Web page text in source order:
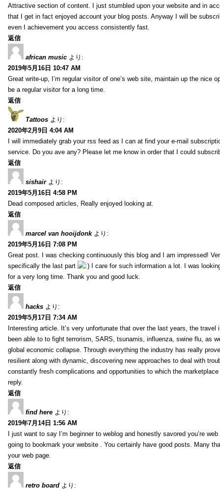
Attractive section of content. I just stumbled upon your website and in
that I get in fact enjoyed account your blog posts. Anyway I will be
even I achievement you access consistently fast.
返信
african music より:
2019年5月16日 10:47 AM
Great write-up, I’m regular visitor of one’s web site, maintain up the nice
be a regular visitor for a long time.
返信
Tattoos より:
2020年2月9日 4:04 AM
I will immediately grab your rss feed as I can at find your e-mail
service. Do you ave any? Please let me know in order that I could
返信
sishair より:
2019年5月16日 4:58 PM
Dead composed articles, Really enjoyed looking at.
返信
marcel van hooijdonk より:
2019年5月16日 7:08 PM
Great post. I was checking continuously this blog and I am impressed!
specifically the last part
I care for such information a lot. I was
for a very long time. Thank you and good luck.
返信
hacks より:
2019年5月17日 7:34 AM
Interesting article. It’s very unfortunate that over the last years, the travel
been able to to fight terrorism, SARS, tsunamis, influenza, swine flu, as
global economic collapse. Through everything the industry has really
resilient along with dynamic, discovering new approaches to deal with
constantly fresh complications and opportunities to which the
reply.
返信
find here より:
2019年7月14日 1:56 AM
I just want to say I’m beginner to weblog and honestly savored you’re
going to bookmark your website . You certainly have good posts. Many
your web page.
返信
retro board より: